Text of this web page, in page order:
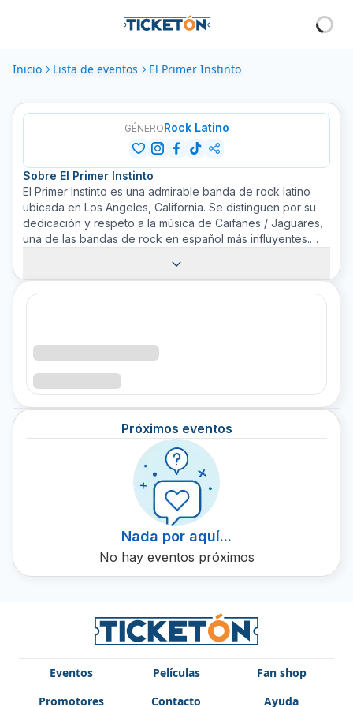
Inicio Lista de eventos El Primer Instinto
GÉNERORock Latino
Sobre El Primer Instinto
El Primer Instinto es una admirable banda de rock latino
ubicada en Los Angeles, California. Se distinguen por su
dedicación y respeto a la música de Caifanes / Jaguares,
una de las bandas de rock en español más influyentes.
estos pioneros, El Primer Instinto lleva a cabo actuaciones
enérgicas y emocionales, capturando la esencia de los
artistas originales. Los fanáticos de Caifanes / Jaguares
comprar tus boletos para su próximo concierto en
Ticketón.
Próximos eventos
Nada por aquí...
No hay eventos próximos
Eventos Películas
Fan shop
Promotores
Contacto Ayuda